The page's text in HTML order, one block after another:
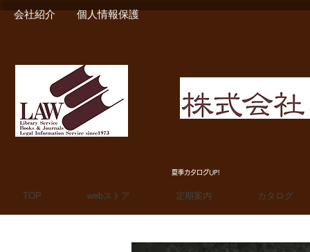
会社紹介 個人情報保護
夏季カタログUP!
TOP webストア 定期案内 カタログ